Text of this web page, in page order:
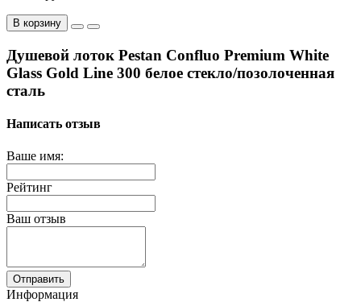
В корзину
Душевой лоток Pestan Confluo Premium White
Glass Gold Line 300 белое стекло/позолоченная
сталь
Написать отзыв
Ваше имя:
Рейтинг
Ваш отзыв
Отправить
Информация